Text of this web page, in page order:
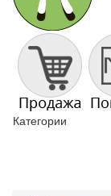
Категории